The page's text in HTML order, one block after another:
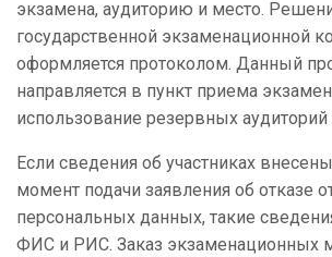
экзамена, аудиторию и место.
государственной экзаменационной
оформляется протоколом. Данный
направляется в пункт приема
использование резервных
Если сведения об участниках
момент подачи заявления об отказе
персональных данных, такие
ФИС и РИС. Заказ экзаменационных